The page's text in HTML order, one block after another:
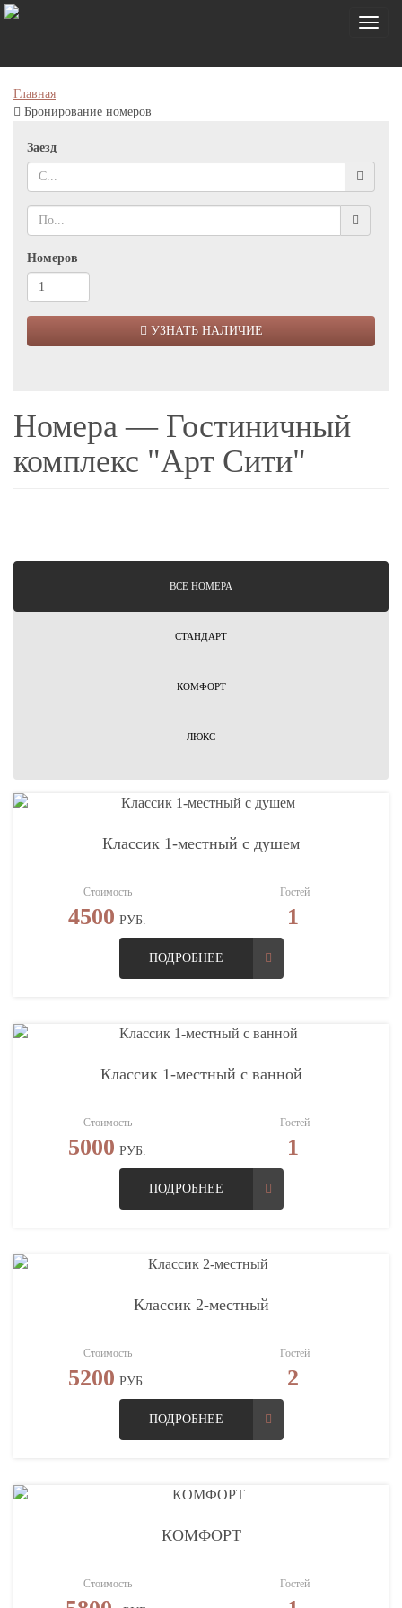
Toggle
Главная
Бронирование номеров
Заезд
Номеров
УЗНАТЬ НАЛИЧИЕ
Номера — Гостиничный
комплекс "Арт Сити"
ВCЕ НОМЕРА
СТАНДАРТ
КОМФОРТ
ЛЮКС
Классик 1-местный с душем
Стоимость
4500 РУБ.
Гостей
1
ПОДРОБНЕЕ
Классик 1-местный с ванной
Стоимость
5000 РУБ.
Гостей
1
ПОДРОБНЕЕ
Классик 2-местный
Стоимость
5200 РУБ.
Гостей
2
ПОДРОБНЕЕ
КОМФОРТ
Стоимость Гостей